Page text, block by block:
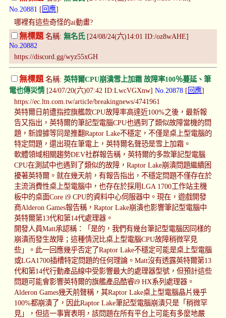
No.20881 [ 回應]
哪裡有這些奇怪的ai動畫?
無標題 名稱: 無名氏[24/08/24(六)14:01 ID:/oz8wAHE]
No.20882
https://discord.gg/wyz55xGH
無標題名稱: 英特爾CPU崩潰雪上加霜 故障率100％蔓延、筆
電也傳災情[24/07/20(六)07:42 ID:LwcVGXnw] No.20878 [回應]
https://ec.ltn.com.tw/article/breakingnews/4741961
英特爾日前遭指控旗艦款CPU故障率高達近100%之後，最新報
告又指出，英特爾的筆記型電腦CPU也遇到了類似故障當機的問
題，新證據等同是推翻Raptor Lake不穩定，不僅是桌上型電腦的
特定問題，還出現在筆電上，英特爾名聲恐是雪上加霜。
軟體領域相關趨勢DEV社群報告稱，英特爾的多款筆記型電腦
CPU在測試中也遇到了類似的故障，Raptor Lake崩潰問題繼續困
擾著英特爾。就在幾天前，有報告指出，不穩定問題不僅存在於
主流消費性桌上型電腦中，也存在於採用LGA 1700工作站主機
板中的桌面Core i9 CPU的資料中心伺服器中。現在，遊戲開發
商Alderon Games報告稱，Raptor Lake崩潰也影響筆記型電腦中
英特爾第13代和第14代處理器。
開發人員Matt承認稱：「是的，我們有幾台筆記型電腦因同樣的
崩潰而發生故障；這種情況比桌上型電腦CPU故障稍微罕見
些」。此一回應幾乎否定了Raptor Lake不穩定可能是桌上型電腦
或LGA1700插槽特定問題的任何理論。Matt沒有透露英特爾第13
代和第14代行動產品線中受影響最大的處理器型號，但預計這些
問題可能會影響英特爾的旗艦產品酷睿i9 HX系列處理器。
Alderon Games幾天前聲稱，其Raptor Lake桌上型電腦晶片幾乎
100%都崩潰了，因此Raptor Lake筆記型電腦崩潰只是「稍微罕
見」，但這一事實表明，該問題在所有平台上可能有多麼地嚴